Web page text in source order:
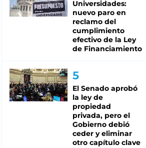
Universidades:
nuevo paro en
reclamo del
cumplimiento
efectivo de la Ley
de Financiamiento
El Senado aprobó
la ley de
propiedad
privada, pero el
Gobierno debió
ceder y eliminar
otro capítulo clave